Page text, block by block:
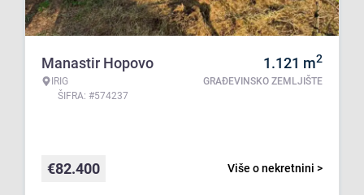
Manastir Hopovo
IRIG
ŠIFRA: #574237
1.121 m2
GRAĐEVINSKO ZEMLJIŠTE
Više o nekretnini >
€82.400